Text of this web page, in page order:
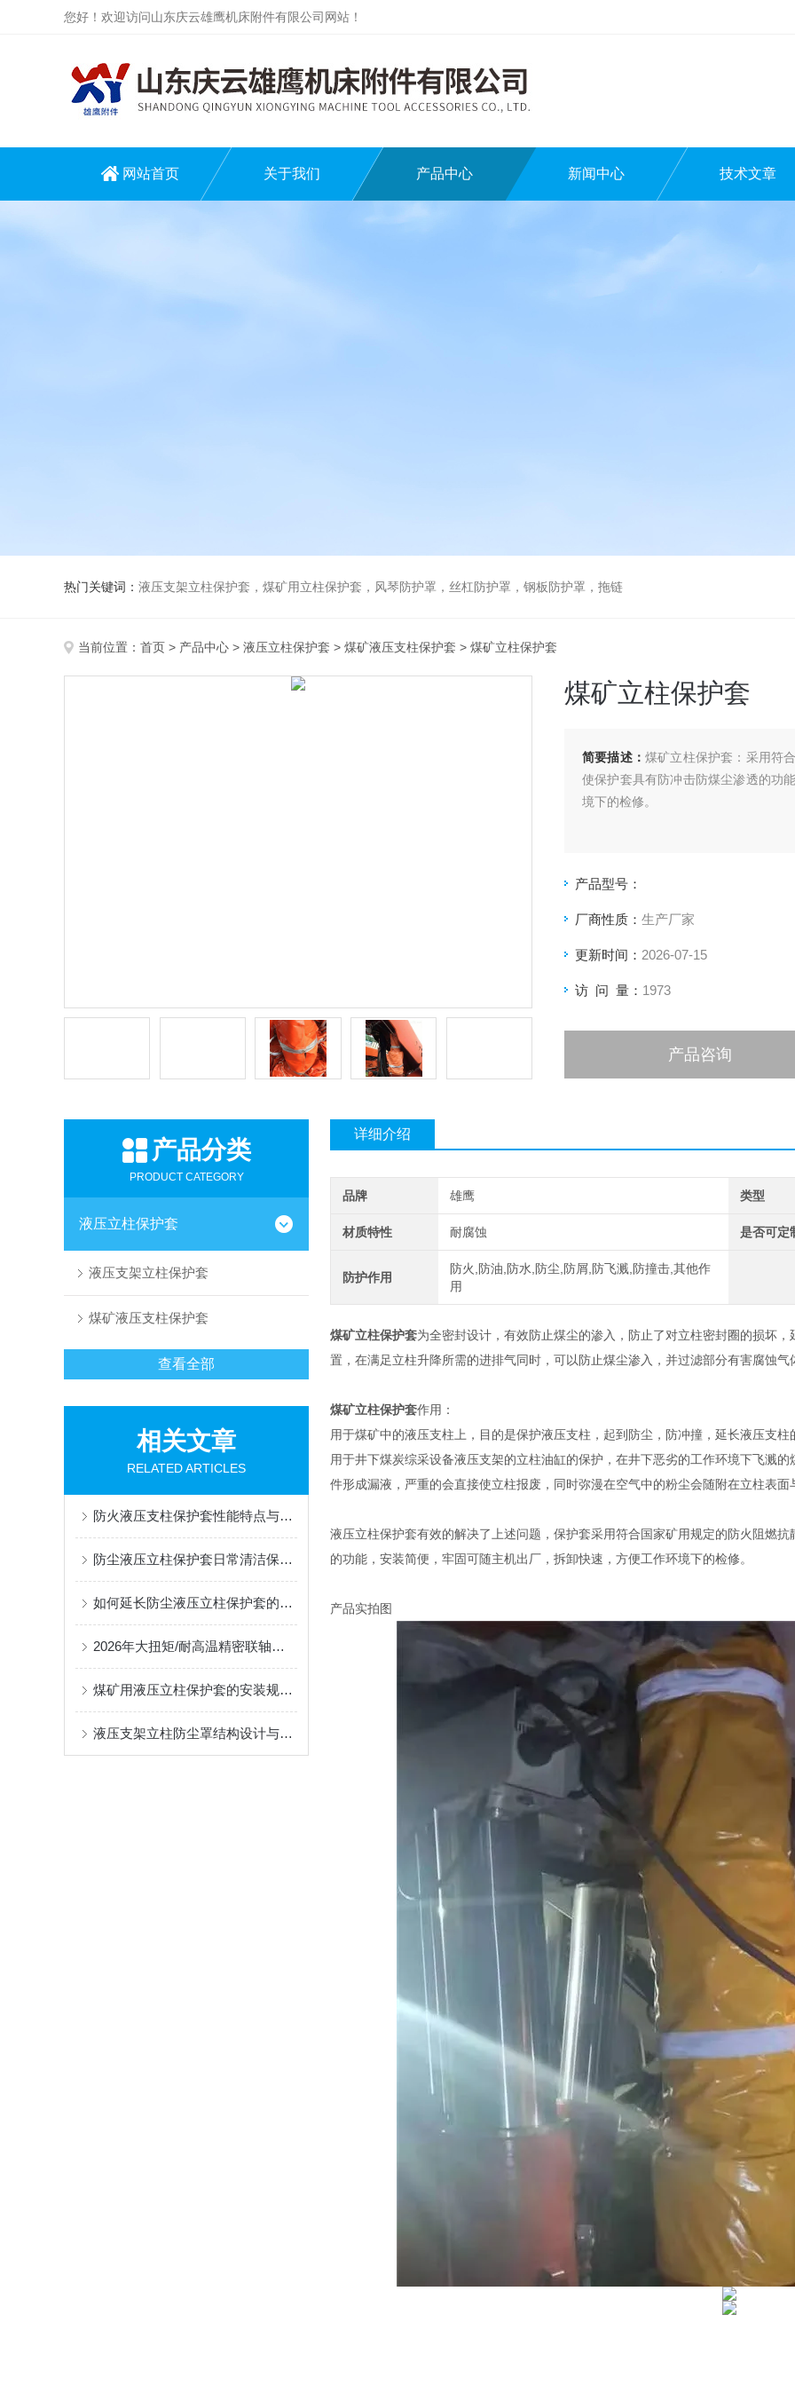
您好！欢迎访问山东庆云雄鹰机床附件有限公司网站！
网站首页 关于我们 产品中心 新闻中心 技术文章
热门关键词： 液压支架立柱保护套，煤矿用立柱保护套，风琴防护罩，丝杠防护罩，钢板防护罩，拖链
当前位置： 首页 > 产品中心 > 液压立柱保护套 > 煤矿液压支柱保护套 > 煤矿立柱保护套
煤矿立柱保护套
简要描述： 煤矿立柱保护套：采用符
使保护套具有防冲击防煤尘渗透的功
境下的检修。
产品型号：
厂商性质： 生产厂家
更新时间： 2026-07-15
访 问 量： 1973
产品咨询
产品分类
PRODUCT CATEGORY
液压立柱保护套
液压支架立柱保护套
煤矿液压支柱保护套
查看全部
相关文章
RELATED ARTICLES
防火液压支柱保护套性能特点与阻燃防护应用
防尘液压立柱保护套日常清洁保养与更换规范
如何延长防尘液压立柱保护套的使用寿命？
2026年大扭矩/耐高温精密联轴器定制找哪家？能实现精准定制的优质厂家盘点
煤矿用液压立柱保护套的安装规范与使用寿命提升方案
液压支架立柱防尘罩结构设计与密封防护原理
详细介绍
品牌 雄鹰 类型
材质特性 耐腐蚀 是否可定
防护作用
防火,防油,防水,防尘,防屑,防飞溅,防撞击,其他作
用
煤矿立柱保护套为全密封设计，有效防止煤尘的渗入，防止了对立柱密封圈的损坏
置，在满足立柱升降所需的进排气同时，可以防止煤尘渗入，并过滤部分有害腐蚀
煤矿立柱保护套作用：
用于煤矿中的液压支柱上，目的是保护液压支柱，起到防尘，防冲撞，延长液压支
用于井下煤炭综采设备液压支架的立柱油缸的保护，在井下恶劣的工作环境下飞溅
件形成漏液，严重的会直接使立柱报废，同时弥漫在空气中的粉尘会随附在立柱表
液压立柱保护套有效的解决了上述问题，保护套采用符合国家矿用规定的防火阻燃
的功能，安装简便，牢固可随主机出厂，拆卸快速，方便工作环境下的检修。
产品实拍图